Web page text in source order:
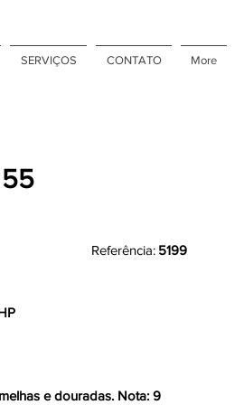
SERVIÇOS CONTATO More
Referência: 5199
e douradas. Nota: 9